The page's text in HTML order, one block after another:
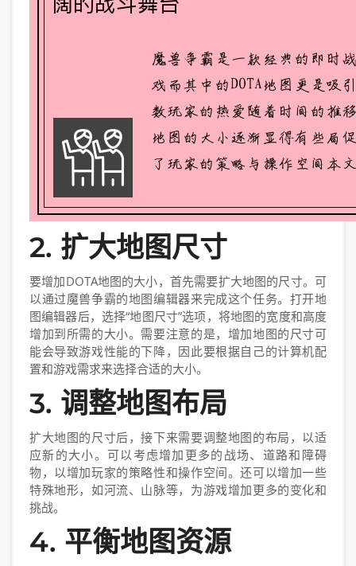
2. 扩大地图尺寸
要增加DOTA地图的大小，首先需要扩大地图的尺寸。可
以通过魔兽争霸的地图编辑器来完成这个任务。打开地
图编辑器后，选择“地图尺寸”选项，将地图的宽度和高度
增加到所需的大小。需要注意的是，增加地图的尺寸可
能会导致游戏性能的下降，因此要根据自己的计算机配
置和游戏需求来选择合适的大小。
3. 调整地图布局
扩大地图的尺寸后，接下来需要调整地图的布局，以适
应新的大小。可以考虑增加更多的战场、道路和障碍
物，以增加玩家的策略性和操作空间。还可以增加一些
特殊地形，如河流、山脉等，为游戏增加更多的变化和
挑战。
4. 平衡地图资源